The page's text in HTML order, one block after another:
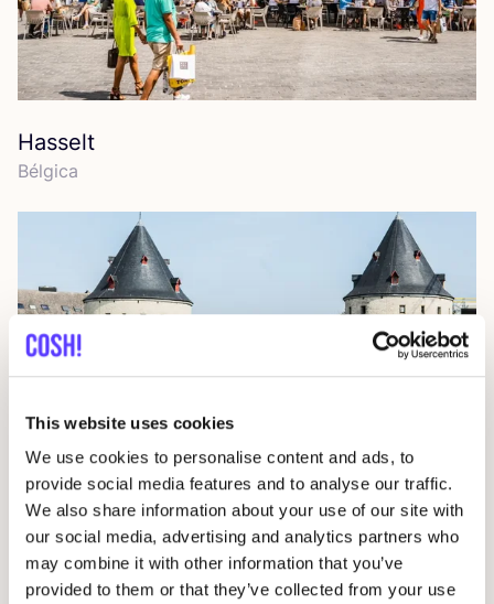
This website uses cookies
We use cookies to personalise content and ads, to
provide social media features and to analyse our traffic.
We also share information about your use of our site with
our social media, advertising and analytics partners who
may combine it with other information that you’ve
provided to them or that they’ve collected from your use
Hasselt
Bél­gi­ca
Bél­gi­ca